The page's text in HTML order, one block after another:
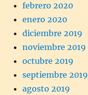
febrero 2020
enero 2020
diciembre 2019
noviembre 2019
octubre 2019
septiembre 2019
agosto 2019